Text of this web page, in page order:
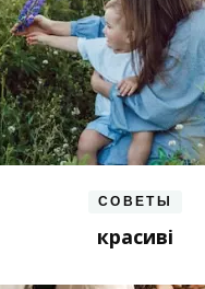
СОВЕТЫ
красиві